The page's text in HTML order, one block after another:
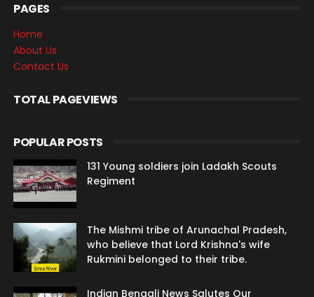
PAGES
Home
About Us
Contact Us
TOTAL PAGEVIEWS
POPULAR POSTS
131 Young soldiers join Ladakh Scouts
Regiment
The Mishmi tribe of Arunachal Pradesh,
who believe that Lord Krishna's wife
Rukmini belonged to their tribe.
Indian Bengali News Salutes Our